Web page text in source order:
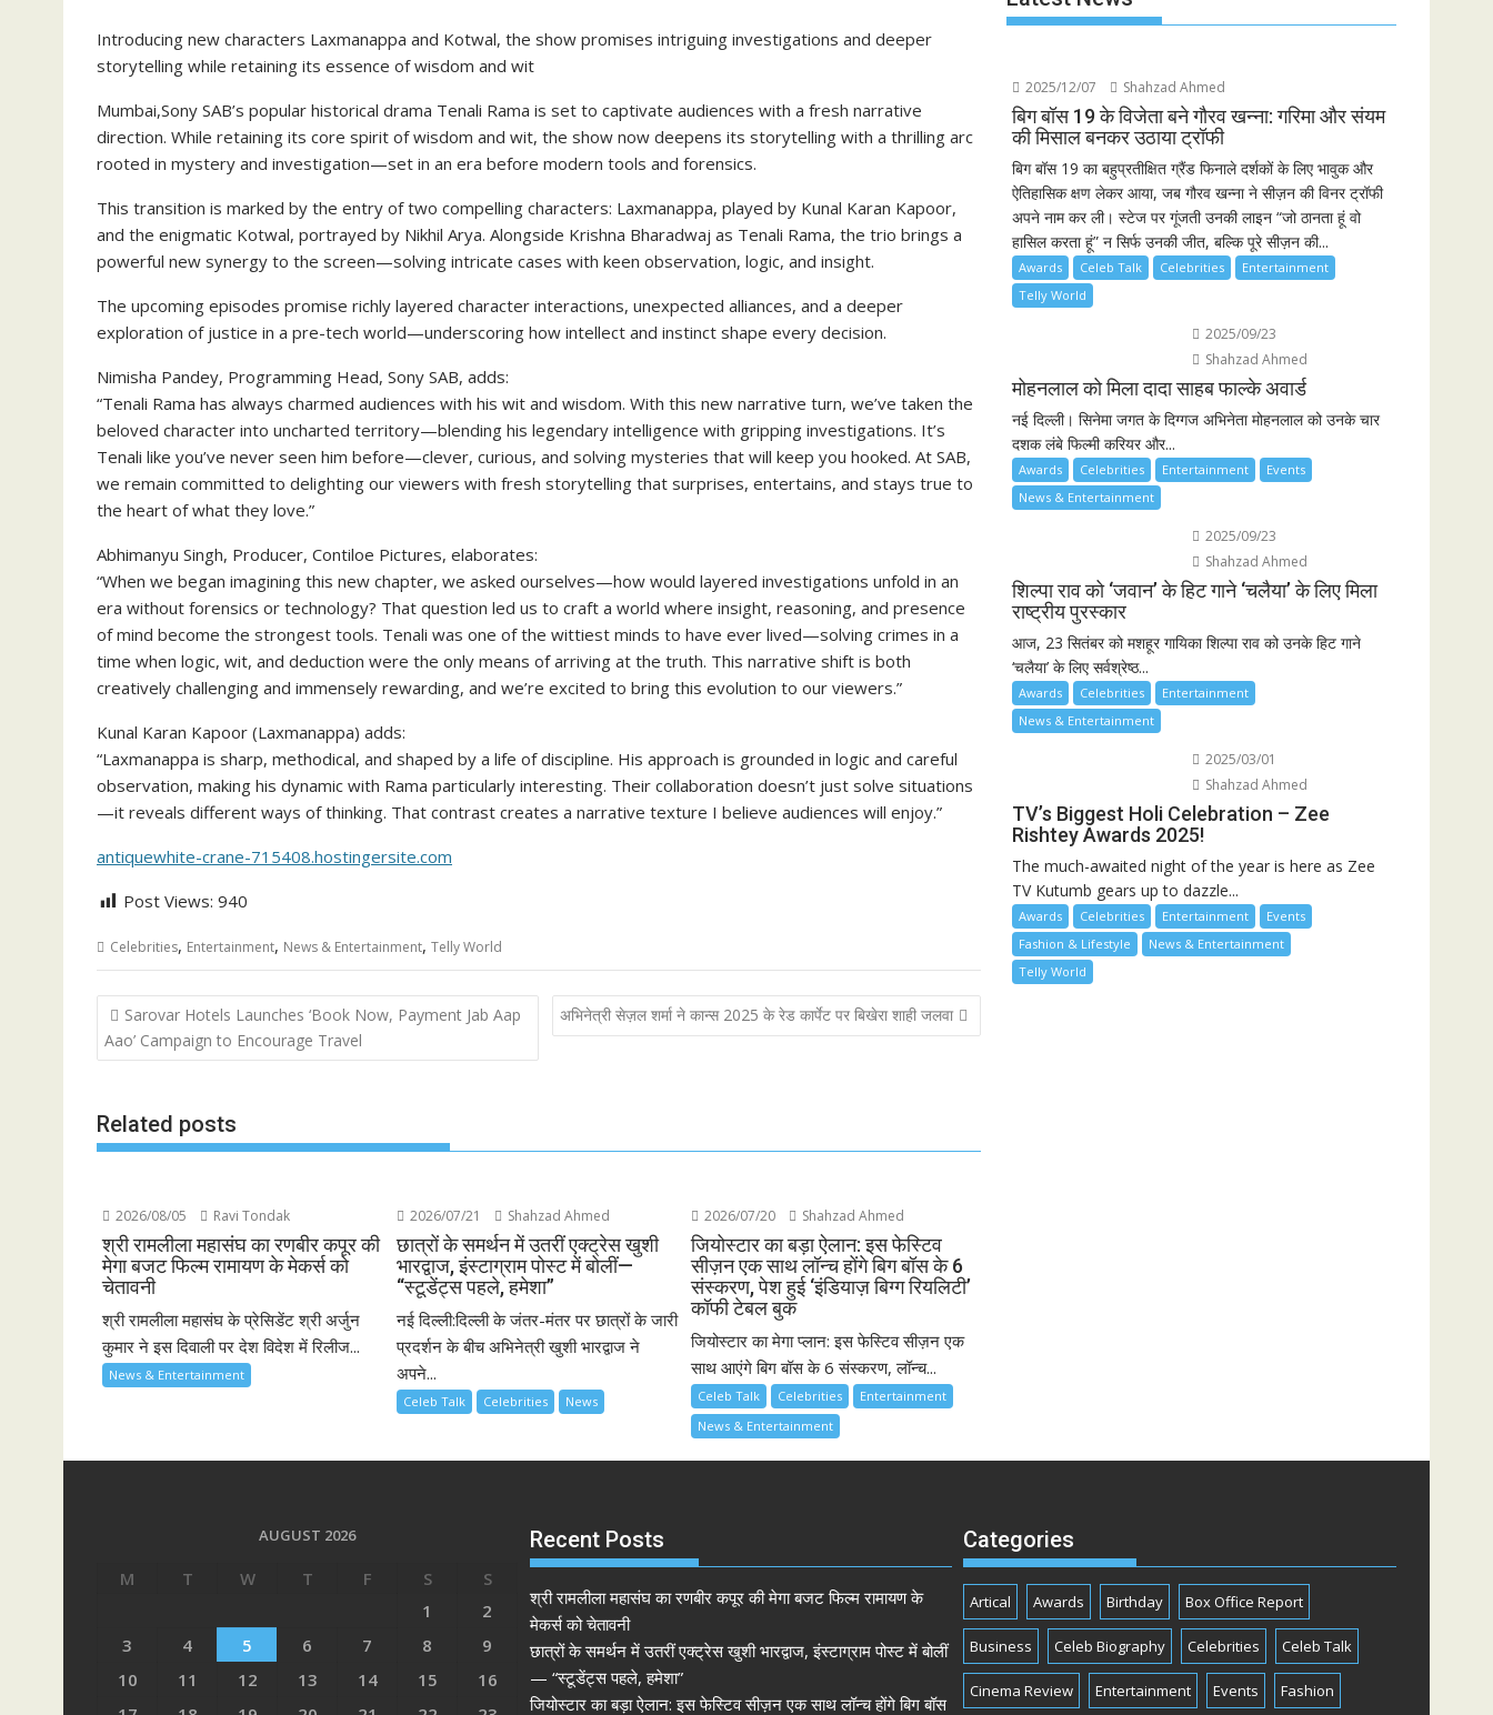
Introducing new characters Laxmanappa and Kotwal, the show promises intriguing investigations and deeper
storytelling while retaining its essence of wisdom and wit
Mumbai,Sony SAB’s popular historical drama Tenali Rama is set to captivate audiences with a fresh narrative
direction. While retaining its core spirit of wisdom and wit, the show now deepens its storytelling with a thrilling arc
rooted in mystery and investigation—set in an era before modern tools and forensics.
This transition is marked by the entry of two compelling characters: Laxmanappa, played by Kunal Karan Kapoor,
and the enigmatic Kotwal, portrayed by Nikhil Arya. Alongside Krishna Bharadwaj as Tenali Rama, the trio brings a
powerful new synergy to the screen—solving intricate cases with keen observation, logic, and insight.
The upcoming episodes promise richly layered character interactions, unexpected alliances, and a deeper
exploration of justice in a pre-tech world—underscoring how intellect and instinct shape every decision.
Nimisha Pandey, Programming Head, Sony SAB, adds:
“Tenali Rama has always charmed audiences with his wit and wisdom. With this new narrative turn, we’ve taken the
beloved character into uncharted territory—blending his legendary intelligence with gripping investigations. It’s
Tenali like you’ve never seen him before—clever, curious, and solving mysteries that will keep you hooked. At SAB,
we remain committed to delighting our viewers with fresh storytelling that surprises, entertains, and stays true to
the heart of what they love.”
Abhimanyu Singh, Producer, Contiloe Pictures, elaborates:
“When we began imagining this new chapter, we asked ourselves—how would layered investigations unfold in an
era without forensics or technology? That question led us to craft a world where insight, reasoning, and presence
of mind become the strongest tools. Tenali was one of the wittiest minds to have ever lived—solving crimes in a
time when logic, wit, and deduction were the only means of arriving at the truth. This narrative shift is both
creatively challenging and immensely rewarding, and we’re excited to bring this evolution to our viewers.”
Kunal Karan Kapoor (Laxmanappa) adds:
“Laxmanappa is sharp, methodical, and shaped by a life of discipline. His approach is grounded in logic and careful
observation, making his dynamic with Rama particularly interesting. Their collaboration doesn’t just solve situations
—it reveals different ways of thinking. That contrast creates a narrative texture I believe audiences will enjoy.”
antiquewhite-crane-715408.hostingersite.com
Post Views: 940
Celebrities, Entertainment, News & Entertainment, Telly World
Post
navigation
Sarovar Hotels Launches ‘Book Now, Payment Jab Aap
Aao’ Campaign to Encourage Travel
अभिनेत्री सेज़ल शर्मा ने कान्स 2025 के रेड कार्पेट पर बिखेरा शाही जलवा
Related posts
2026/08/05 Ravi Tondak
श्री रामलीला महासंघ का रणबीर कपूर की
मेगा बजट फिल्म रामायण के मेकर्स को
चेतावनी
श्री रामलीला महासंघ के प्रेसिडेंट श्री अर्जुन
कुमार ने इस दिवाली पर देश विदेश में रिलीज...
News & Entertainment
2026/07/21 Shahzad Ahmed
छात्रों के समर्थन में उतरीं एक्ट्रेस खुशी
भारद्वाज, इंस्टाग्राम पोस्ट में बोलीं—
“स्टूडेंट्स पहले, हमेशा”
नई दिल्ली:दिल्ली के जंतर-मंतर पर छात्रों के जारी
प्रदर्शन के बीच अभिनेत्री खुशी भारद्वाज ने
अपने...
Celeb Talk Celebrities News
2026/07/20 Shahzad Ahmed
जियोस्टार का बड़ा ऐलान: इस फेस्टिव
सीज़न एक साथ लॉन्च होंगे बिग बॉस के 6
संस्करण, पेश हुई ‘इंडियाज़ बिग्ग रियलिटी’
कॉफी टेबल बुक
जियोस्टार का मेगा प्लान: इस फेस्टिव सीज़न एक
साथ आएंगे बिग बॉस के 6 संस्करण, लॉन्च...
Celeb Talk Celebrities
Entertainment
News & Entertainment
2025/12/07 Shahzad Ahmed
बिग बॉस 19 के विजेता बने गौरव खन्ना: गरिमा और संयम
की मिसाल बनकर उठाया ट्रॉफी
बिग बॉस 19 का बहुप्रतीक्षित ग्रैंड फिनाले दर्शकों के लिए भावुक और
ऐतिहासिक क्षण लेकर आया, जब गौरव खन्ना ने सीज़न की विनर ट्रॉफी
अपने नाम कर ली। स्टेज पर गूंजती उनकी लाइन “जो ठानता हूं वो
हासिल करता हूं” न सिर्फ उनकी जीत, बल्कि पूरे सीज़न की...
Awards Celeb Talk Celebrities
Entertainment
Telly World
2025/09/23
Shahzad Ahmed
मोहनलाल को मिला दादा साहब फाल्के अवार्ड
नई दिल्ली। सिनेमा जगत के दिग्गज अभिनेता मोहनलाल को उनके चार
दशक लंबे फिल्मी करियर और...
Awards Celebrities Entertainment
Events
News & Entertainment
2025/09/23
Shahzad Ahmed
शिल्पा राव को ‘जवान’ के हिट गाने ‘चलैया’ के लिए मिला
राष्ट्रीय पुरस्कार
आज, 23 सितंबर को मशहूर गायिका शिल्पा राव को उनके हिट गाने
‘चलैया’ के लिए सर्वश्रेष्ठ...
Awards Celebrities
Entertainment
News & Entertainment
2025/03/01
Shahzad Ahmed
TV’s Biggest Holi Celebration – Zee
Rishtey Awards 2025!
The much-awaited night of the year is here as Zee
TV Kutumb gears up to dazzle...
Awards Celebrities Entertainment
Events
Fashion & Lifestyle
News & Entertainment
Telly World
AUGUST 2026
M T W T F S
S
1
2
3
4 5 6 7 8
9
10
11 12 13 14 15
16
Recent Posts
श्री रामलीला महासंघ का रणबीर कपूर की मेगा बजट फिल्म रामायण के
मेकर्स को चेतावनी
छात्रों के समर्थन में उतरीं एक्ट्रेस खुशी भारद्वाज, इंस्टाग्राम पोस्ट में बोलीं
— “स्टूडेंट्स पहले, हमेशा”
जियोस्टार का बड़ा ऐलान: इस फेस्टिव सीज़न एक साथ लॉन्च होंगे बिग बॉस
Categories
Artical Awards Birthday Box Office Report
Business Celeb Biography Celebrities Celeb Talk
Cinema Review Entertainment Events Fashion